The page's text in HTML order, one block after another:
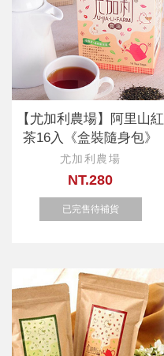
【尤加利農場】阿里山紅
茶16入《盒裝隨身包》
尤加利農場
NT.280
已完售待補貨